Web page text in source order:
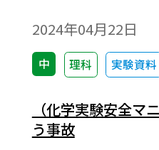
2024年04月22日
中 理科 実験資料
（化学実験安全マ
う事故